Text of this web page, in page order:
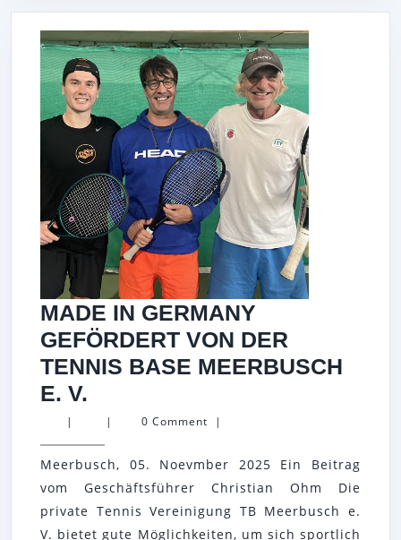
MADE IN GERMANY
GEFÖRDERT VON DER
TENNIS BASE MEERBUSCH
E. V.
IN
GERMANY
GEFÖRDERT
VON
DER
| | 0 Comment |
Meerbusch, 05. Noevmber 2025 Ein Beitrag
vom Geschäftsführer Christian Ohm Die
private Tennis Vereinigung TB Meerbusch e.
V. bietet gute Möglichkeiten, um sich sportlich